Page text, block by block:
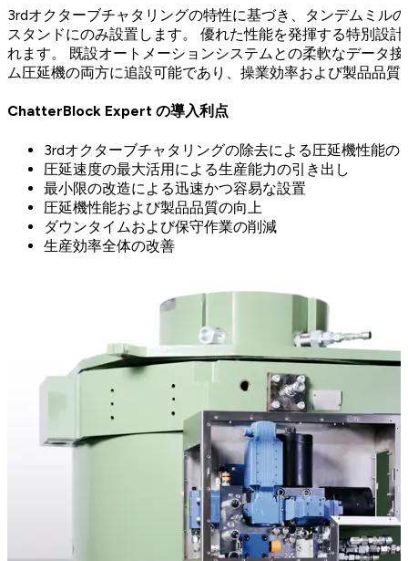
3rdオクターブチャタリングの特性に基づき、タンデムミル
スタンドにのみ設置します。 優れた性能を発揮する特別設
れます。 既設オートメーションシステムとの柔軟なデータ
ム圧延機の両方に追設可能であり、操業効率および製品品質
ChatterBlock Expert の導入利点
3rdオクターブチャタリングの除去による圧延機性能の
圧延速度の最大活用による生産能力の引き出し
最小限の改造による迅速かつ容易な設置
圧延機性能および製品品質の向上
ダウンタイムおよび保守作業の削減
生産効率全体の改善